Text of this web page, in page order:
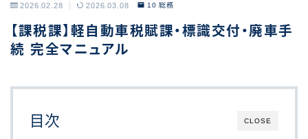
2026.02.28 2026.03.08 10 総務
【課税課】軽自動車税賦課・標識交付・廃車手
続 完全マニュアル
CLOSE
目次